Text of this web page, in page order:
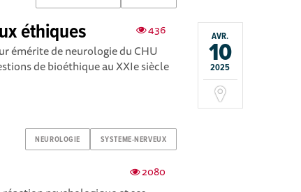
AVR.
10
2025
436
éthiques
émérite de neurologie du CHU
de bioéthique au XXIe siècle
NEUROLOGIE SYSTEME-NERVEUX
2080